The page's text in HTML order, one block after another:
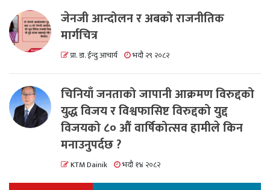
जेनजी आन्दोलन र अबको राजनीतिक
मार्गचित्र
प्रा. डा. ईन्दु आचार्य भदौ २९ २०८२
चिनियाँ जनताको जापानी आक्रमण विरुद्दको
युद्ध विजय र विश्वफासिष्ट विरुद्दको युद्द
विजयको ८० औं वार्षिकोत्सव हामीले किन
मनाउनुपर्दछ ?
KTM Dainik भदौ १४ २०८२